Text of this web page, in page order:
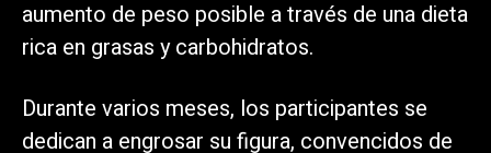
aumento de peso posible a través de una dieta
rica en grasas y carbohidratos.
Durante varios meses, los participantes se
dedican a engrosar su figura, convencidos de